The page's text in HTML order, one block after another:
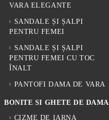
VARA ELEGANTE
SANDALE ȘI ȘALPI
PENTRU FEMEI
SANDALE ȘI ȘALPI
PENTRU FEMEI CU TOC
ÎNALT
PANTOFI DAMA DE VARA
BONITE SI GHETE DE DAMA
CIZME DE IARNA